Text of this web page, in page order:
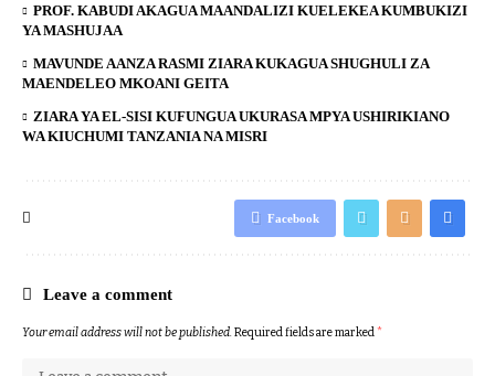
PROF. KABUDI AKAGUA MAANDALIZI KUELEKEA KUMBUKIZI
YA MASHUJAA
MAVUNDE AANZA RASMI ZIARA KUKAGUA SHUGHULI ZA
MAENDELEO MKOANI GEITA
ZIARA YA EL-SISI KUFUNGUA UKURASA MPYA USHIRIKIANO
WA KIUCHUMI TANZANIA NA MISRI
Facebook
Leave a comment
Your email address will not be published. Required fields are marked *